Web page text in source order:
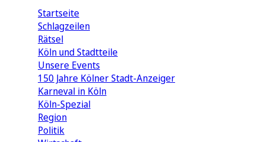
Startseite
Schlagzeilen
Rätsel
Köln und Stadtteile
Unsere Events
150 Jahre Kölner Stadt-Anzeiger
Karneval in Köln
Köln-Spezial
Region
Politik